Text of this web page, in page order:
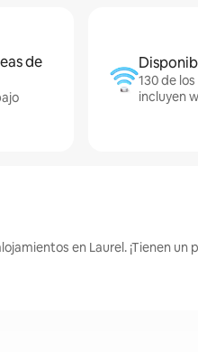
de
130 de
incluyen
en Laurel. ¡Tienen un